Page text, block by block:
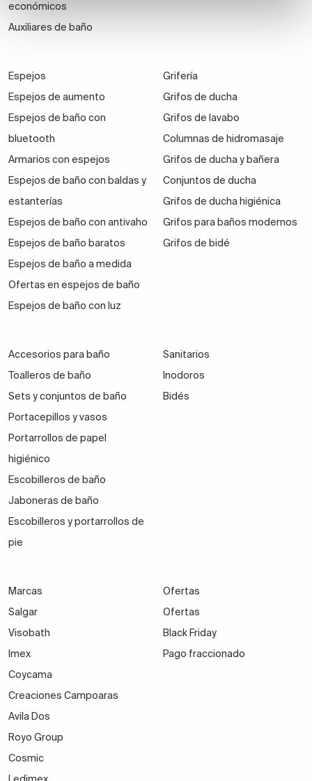
económicos
Auxiliares de baño
Espejos
Espejos de aumento
Espejos de baño con
bluetooth
Armarios con espejos
Espejos de baño con baldas y
estanterías
Espejos de baño con antivaho
Espejos de baño baratos
Espejos de baño a medida
Ofertas en espejos de baño
Espejos de baño con luz
Grifería
Grifos de ducha
Grifos de lavabo
Columnas de hidromasaje
Grifos de ducha y bañera
Conjuntos de ducha
Grifos de ducha higiénica
Grifos para baños modernos
Grifos de bidé
Accesorios para baño
Toalleros de baño
Sets y conjuntos de baño
Portacepillos y vasos
Portarrollos de papel
higiénico
Escobilleros de baño
Jaboneras de baño
Escobilleros y portarrollos de
pie
Sanitarios
Inodoros
Bidés
Marcas
Salgar
Visobath
Imex
Coycama
Creaciones Campoaras
Avila Dos
Royo Group
Cosmic
Ofertas
Ofertas
Black Friday
Pago fraccionado